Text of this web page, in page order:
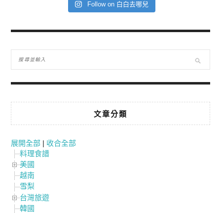
Follow on 白白去哪兒
文章分類
展開全部 | 收合全部
料理食譜
美國
越南
雪梨
台灣旅遊
韓國